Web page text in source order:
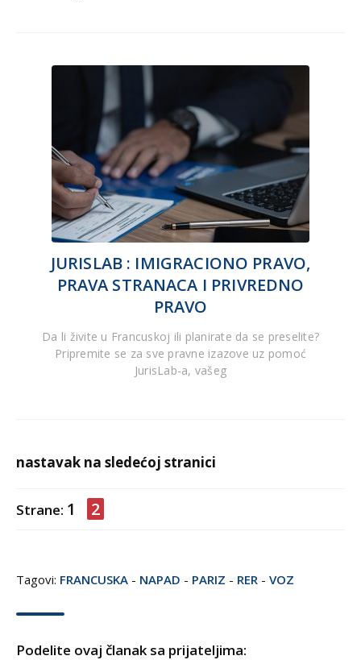
JURISLAB : IMIGRACIONO PRAVO,
PRAVA STRANACA I PRIVREDNO
PRAVO
Da li živite u Francuskoj ili planirate da se preselite?
Pripremite se za sve pravne izazove uz pomoć
JurisLab-a, vašeg
nastavak na sledećoj stranici
Strane: 1 2
Tagovi: FRANCUSKA - NAPAD - PARIZ - RER - VOZ
Podelite ovaj članak sa prijateljima: